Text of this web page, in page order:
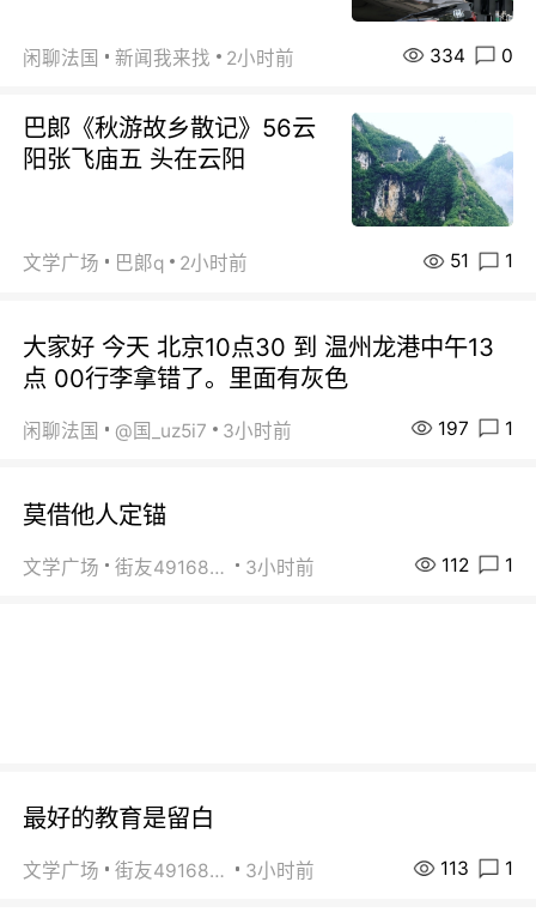
闲聊法国 新闻我来找 2小时前 334 0
巴郞《秋游故乡散记》56云
阳张飞庙五 头在云阳
文学广场 巴郞q 2小时前 51 1
大家好 今天 北京10点30 到 温州龙港中午13
点 00行李拿错了。里面有灰色
闲聊法国 @国_uz5i7 3小时前 197 1
莫借他人定锚
文学广场 街友49168527 3小时前 112 1
最好的教育是留白
文学广场 街友49168527 3小时前 113 1